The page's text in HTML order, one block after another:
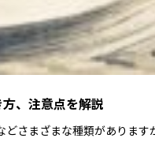
、注意点を解説
どさまざまな種類がありま